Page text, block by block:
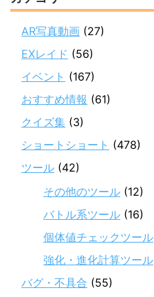
AR写真動画 (27)
EXレイド (56)
イベント (167)
おすすめ情報 (61)
クイズ集 (3)
ショートショート (478)
ツール (42)
その他のツール (12)
バトル系ツール (16)
個体値チェックツール
強化・進化計算ツール
バグ・不具合 (55)